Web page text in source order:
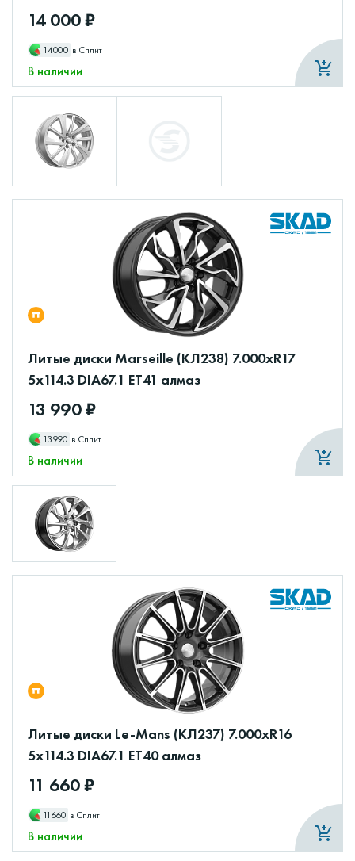
14 000 ₽
14000 в Сплит
В наличии
Литые диски Marseille (КЛ238) 7.000xR17
5x114.3 DIA67.1 ET41 алмаз
13 990 ₽
13990 в Сплит
В наличии
Литые диски Le-Mans (КЛ237) 7.000xR16
5x114.3 DIA67.1 ET40 алмаз
11 660 ₽
11660 в Сплит
В наличии